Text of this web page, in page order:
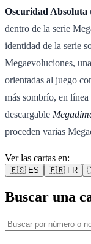
Oscuridad Absoluta
dentro de la serie
identidad de la serie
Megaevoluciones,
orientadas al juego
más sombrío, en
descargable
proceden varias
Ver las cartas en:
🇪🇸ES 🇫🇷FR
Buscar una